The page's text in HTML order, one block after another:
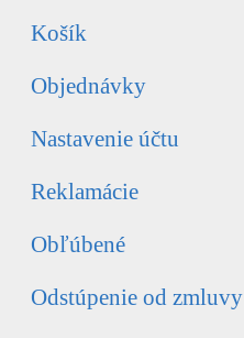
Košík
Objednávky
Nastavenie účtu
Reklamácie
Obľúbené
Odstúpenie od zmluvy